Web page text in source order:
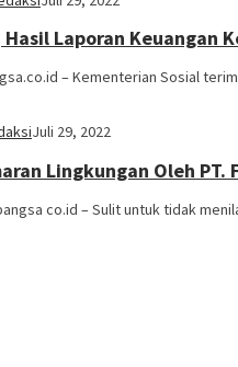
Hasil Laporan Keuangan
– Kementerian Sosial
Juli 29, 2022
Lingkungan Oleh
co.id – Sulit untuk tidak